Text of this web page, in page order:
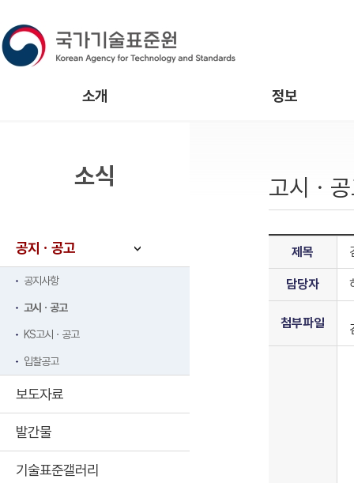
소개 정보
고시ㆍ
제목
담당자
첨부파일
소식
공지ㆍ공고
공지사항
고시ㆍ공고
KS고시ㆍ공고
입찰공고
보도자료
발간물
기술표준갤러리